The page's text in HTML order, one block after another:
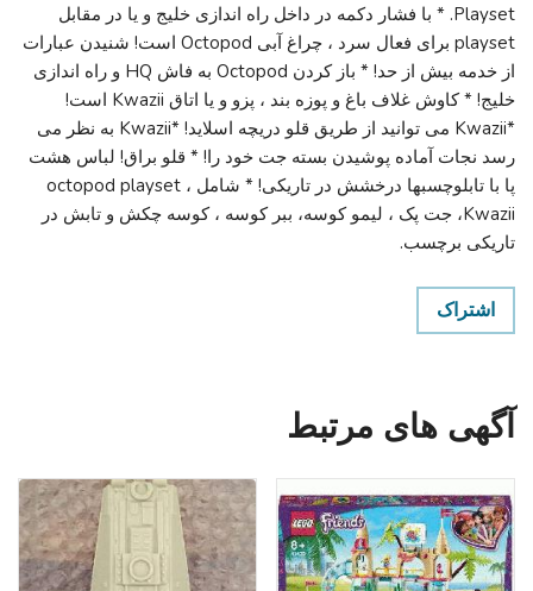
Playset. * با فشار دکمه در داخل راه اندازی خلیج و یا در مقابل
playset برای فعال سرد ، چراغ آبی Octopod است! شنیدن عبارات
از خدمه بیش از حد! * باز کردن Octopod به فاش HQ و راه اندازی
خلیج! * کاوش غلاف باغ و پوزه بند ، پزو و یا اتاق Kwazii است!
*Kwazii می توانید از طریق قلو دریچه اسلاید! *Kwazii به نظر می
رسد نجات آماده پوشیدن بسته جت خود را! * قلو براق! لباس هشت
پا با تابلوچسبها درخشش در تاریکی! * شامل octopod playset ،
Kwazii، جت پک ، لیمو کوسه، ببر کوسه ، کوسه چکش و تابش در
تاریکی برچسب.
اشتراک
آگهی های مرتبط